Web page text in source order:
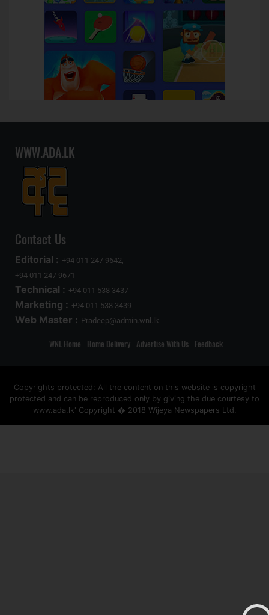
WWW.ADA.LK
Contact Us
Editorial : +94 011 247 9642,
+94 011 247 9671
Technical : +94 011 538 3437
Marketing : +94 011 538 3439
Web Master : Pradeep@admin.wnl.lk
WNL Home Home Delivery Advertise With Us Feedback
Copyrights protected: All the content on this website is copyright
protected and can be reproduced only by giving the due courtesy to
www.ada.lk' Copyright � 2018 Wijeya Newspapers Ltd.